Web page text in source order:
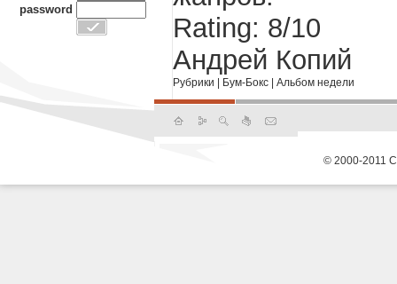
Rating: 8/10
Андрей Копий
Рубрики Бум-Бокс Альбом недели
password
© 2000-2011